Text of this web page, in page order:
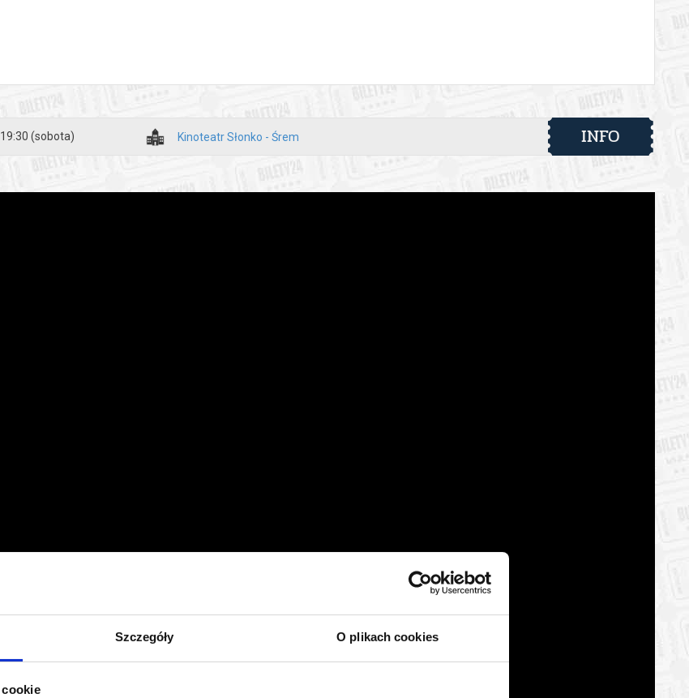
Szczegóły O plikach cookies
(sobota) Kinoteatr Słonko - Śrem INFO